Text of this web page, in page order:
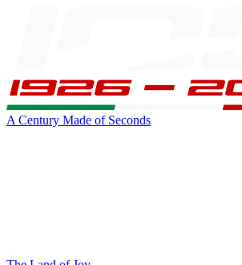
A Century Made of Seconds